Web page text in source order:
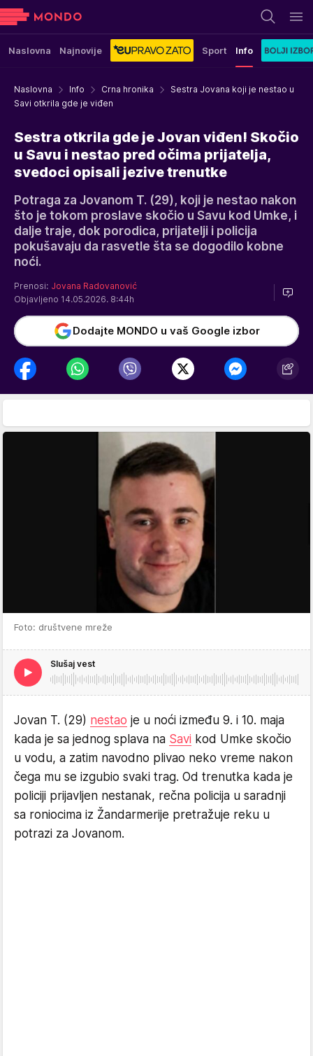
Naslovna Najnovije Sport Info
Naslovna Info Crna hronika
Sestra Jovana koji je nestao u
Savi otkrila gde je viđen
Sestra otkrila gde je Jovan viđen! Skočio
u Savu i nestao pred očima prijatelja,
svedoci opisali jezive trenutke
Potraga za Jovanom T. (29), koji je nestao nakon
što je tokom proslave skočio u Savu kod Umke, i
dalje traje, dok porodica, prijatelji i policija
pokušavaju da rasvetle šta se dogodilo kobne
noći.
Prenosi: Jovana Radovanović
Objavljeno 14.05.2026. 8:44h
Dodajte MONDO u vaš Google izbor
Foto: društvene mreže
Slušaj vest
Jovan T. (29) nestao je u noći između 9. i 10. maja
kada je sa jednog splava na Savi kod Umke skočio
u vodu, a zatim navodno plivao neko vreme nakon
čega mu se izgubio svaki trag. Od trenutka kada je
policiji prijavljen nestanak, rečna policija u saradnji
sa roniocima iz Žandarmerije pretražuje reku u
potrazi za Jovanom.